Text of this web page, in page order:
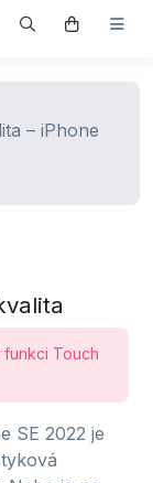
Touch
SE 2022 je